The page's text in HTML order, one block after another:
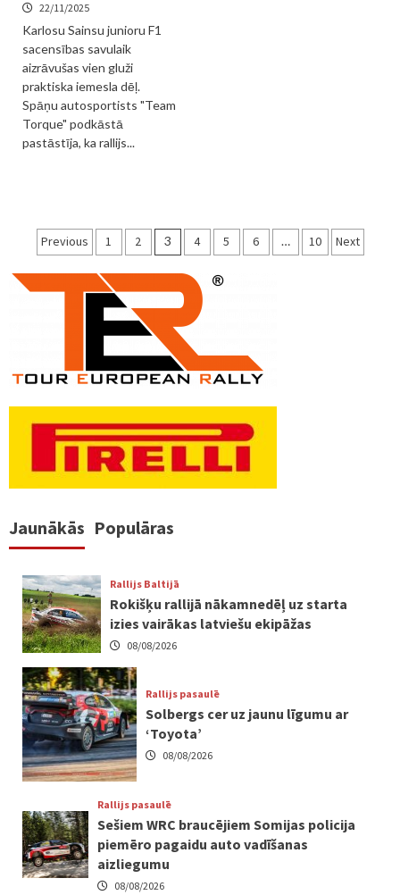
22/11/2025
Karlosu Sainsu junioru F1
sacensības savulaik
aizrāvušas vien gluži
praktiska iemesla dēļ.
Spāņu autosportists "Team
Torque" podkāstā
pastāstīja, ka rallijs...
Ziņu
numerācija
pēc
lappusēm
Previous 1 2 3 4 5 6 … 10 Next
Jaunākās Populāras
Rallijs Baltijā
Rokišķu rallijā nākamnedēļ uz starta
izies vairākas latviešu ekipāžas
08/08/2026
Rallijs pasaulē
Solbergs cer uz jaunu līgumu ar
‘Toyota’
08/08/2026
Rallijs pasaulē
Sešiem WRC braucējiem Somijas policija
piemēro pagaidu auto vadīšanas
aizliegumu
08/08/2026